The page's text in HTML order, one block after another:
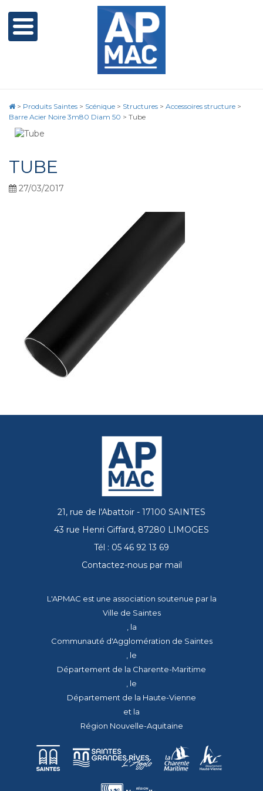
> Produits Saintes > Scénique > Structures > Accessoires structure >
Barre Acier Noire 3m80 Diam 50 > Tube
TUBE
27/03/2017
21, rue de l'Abattoir - 17100 SAINTES
43 rue Henri Giffard, 87280 LIMOGES
Tél : 05 46 92 13 69
Contactez-nous par mail
L'APMAC est une association soutenue par la
Ville de Saintes
, la
Communauté d'Agglomération de Saintes
, le
Département de la Charente-Maritime
, le
Département de la Haute-Vienne
et la
Région Nouvelle-Aquitaine